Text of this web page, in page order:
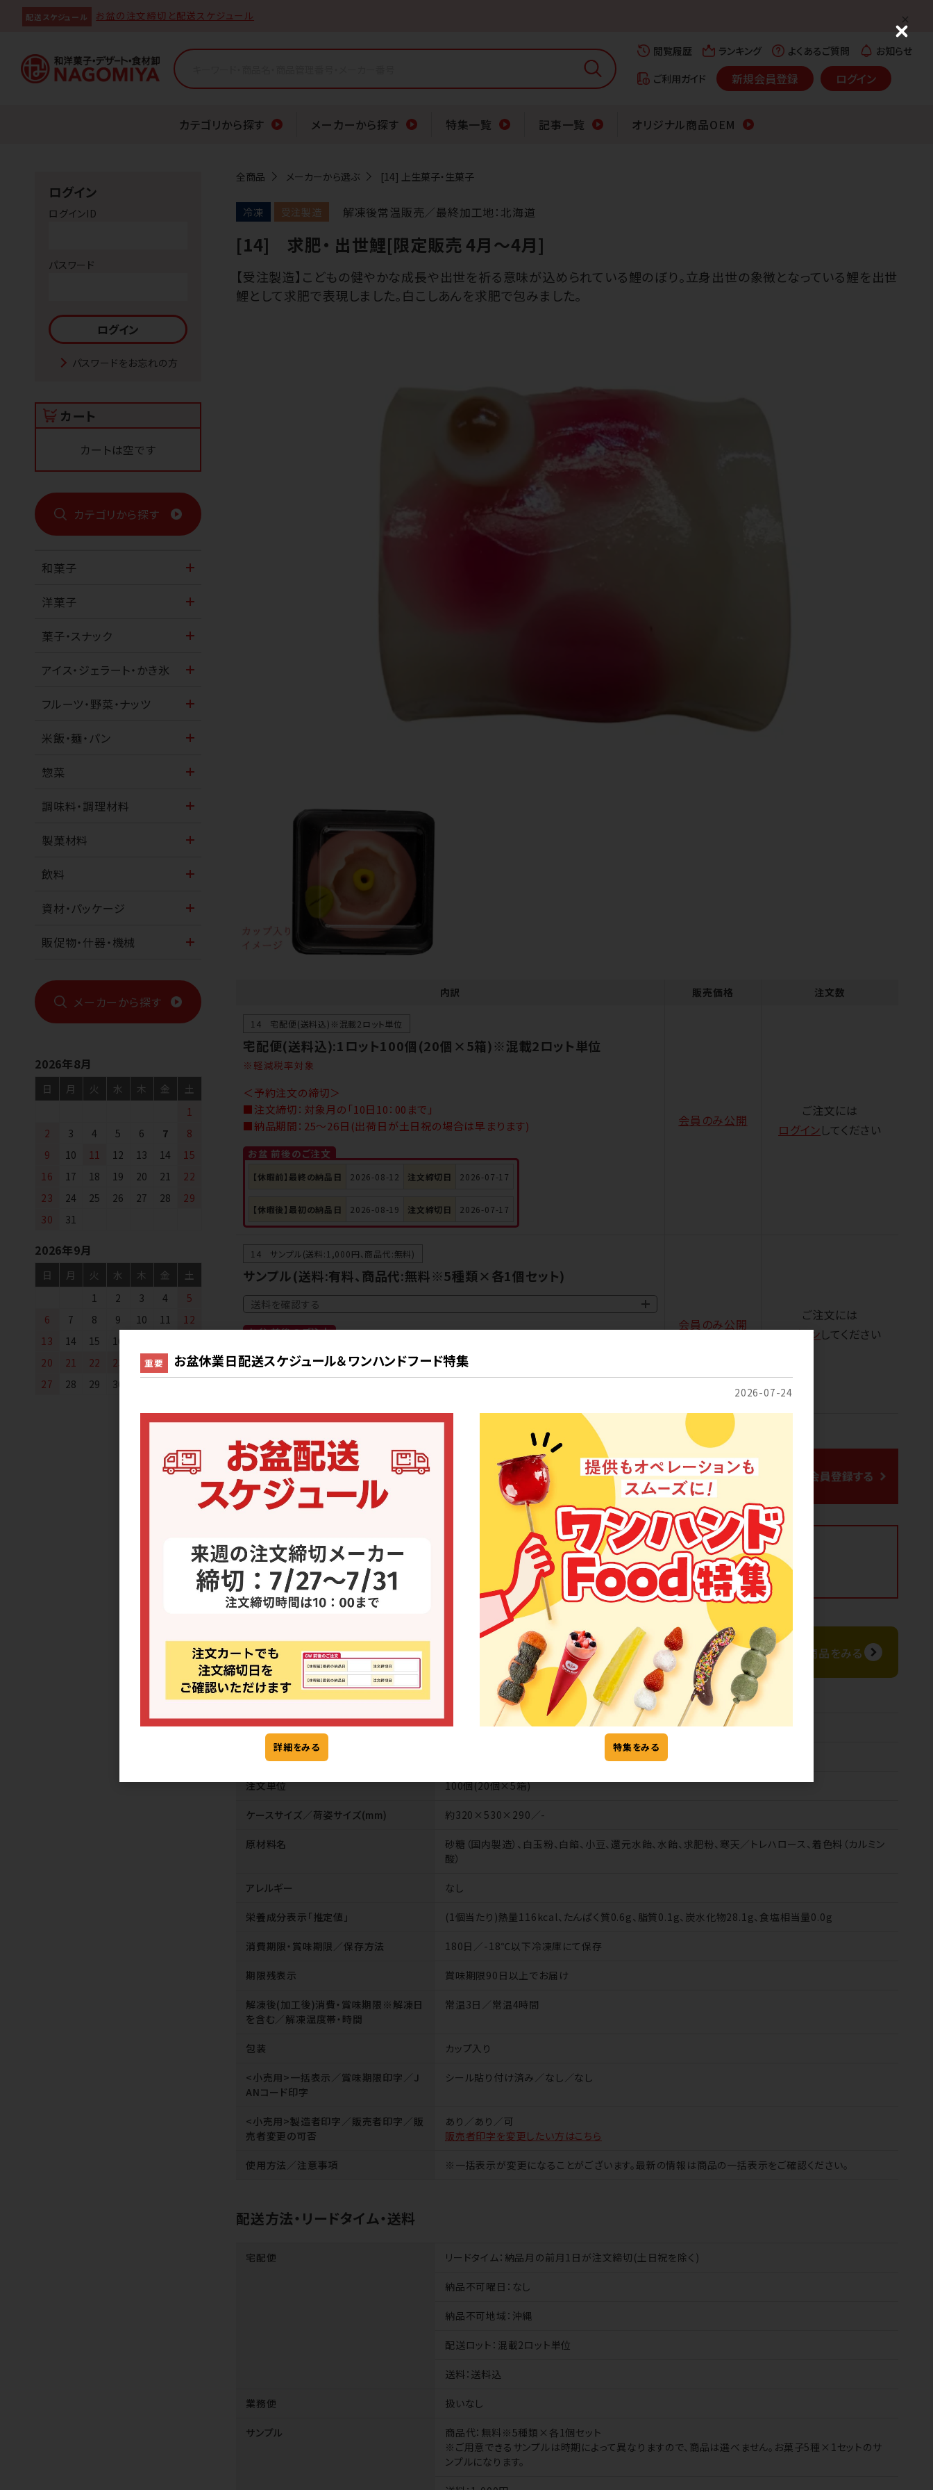
配送スケジュール お盆の注文締切と配送スケジュール
閲覧履歴 ランキング よくあるご質問
お知らせ
ご利用ガイド
新規会員登録 ログイン
カテゴリから探す メーカーから探す 特集一覧 記事一覧 オリジナル商品OEM
全商品 メーカーから選ぶ [14] 上生菓子・生菓子
冷凍 受注製造 解凍後常温販売／最終加工地：北海道
[14] 求肥・ 出世鯉[限定販売 4月～4月]
【受注製造】こどもの健やかな成長や出世を祈る意味が込められている鯉のぼり。立身出世の象徴となっている鯉を出世
鯉として求肥で表現しました。白こしあんを求肥で包みました。
内訳 販売価格 注文数
14 宅配便(送料込)※混載2ロット単位
宅配便(送料込):1ロット100個(20個×5箱)※混載2ロット単位
軽減税率対象
＜予約注文の締切＞
■注文締切：対象月の「10日10：00まで」
■納品期間：25～26日(出荷日が土日祝の場合は早まります)
お盆 前後のご注文
【休暇前】最終の納品日 2026-08-12 注文締切日 2026-07-17
【休暇後】最初の納品日 2026-08-19 注文締切日 2026-07-17
会員のみ公開
ご注文には
ログイン してください
14 サンプル(送料:1,000円、商品代:無料)
サンプル(送料:有料、商品代:無料※5種類×各1個セット)
送料を確認する
お盆 前後のご注文
【休暇前】最終の納品日 2026-08-12 注文締切日 2026-07-17
会員のみ公開
ご注文には
ログイン してください
217メーカー5813
（2026/8/1 時点）
ご注文前に
ご確認ください
注文締切：対象月の「前月10日10：00まで」※1月分は繁忙期のため11月30日が締切
納品期間：25～26日(出荷日が土日祝の場合は早まります)
例：9月分の場合 → 8月10日締切／8月25～26日納品
混載できる商品をみる 同じメーカーの商品をみる 同じカテゴリ の商品をみる
商品管理番号 MAR-NAM-00080
1個サイズ(入数)／寸法
注文単位 100個(20個×5箱)
ケースサイズ／荷姿サイズ(mm) 約320×530×290／-
原材料名
砂糖（国内製造）、白玉粉、白餡、小豆、還元水飴、水飴、求肥粉、寒天／トレハロース、着色料（カルミン
酸）
アレルギー なし
栄養成分表示「推定値」 (1個当たり)熱量116kcal、たんぱく質0.6g、脂質0.1g、炭水化物28.1g、食塩相当量0.0g
消費期限・賞味期限／保存方法 180日／-18℃以下冷凍庫にて保存
期限残表示 賞味期限90日以上でお届け
解凍後(加工後)消費・賞味期限※解凍日
を含む／解凍温度帯・時間
常温3日／常温4時間
包装 カップ入り
<小売用>一括表示／賞味期限印字／J
ANコード印字
シール貼り付け済み／なし／なし
<小売用>製造者印字／販売者印字／販
売者変更の可否
あり／あり／可
販売者印字を変更したい方はこちら
使用方法／注意事項 ※一括表示が変更になることがございます。最新の情報は商品の一括表示をご確認ください。
配送方法・リードタイム・送料
宅配便 リードタイム：納品月の前月1日が注文締切(土日祝を除く)
納品不可曜日 ：なし
納品不可地域 ：沖縄
配送ロット ：混載2ロット単位
送料：送料込
業務便 扱いなし
サンプル 商品代：無料※5種類×各1個セット
※ご用意できるサンプルは時期によって異なりますので、商品は選べません。お菓子5種×1セットのサ
ンプルになります。
ログイン
ログインID
パスワード
パスワードをお忘れの方
カート
カートは空です
カテゴリから探す
和菓子
洋菓子
菓子・スナック
アイス・ジェラート・かき氷
フルーツ・野菜・ナッツ
米飯・麺・パン
惣菜
調味料・調理材料
製菓材料
飲料
資材・パッケージ
販促物・什器・機械
メーカーから探す
2026年8月
日 月 火 水 木 金
土
1
2
3 4 5 6 7
8
9
10 11 12 13 14
15
16
17 18 19 20 21
22
23
24 25 26 27 28
29
30
31
2026年9月
日 月 火 水 木 金
土
1
2 3 4
5
6
7 8 9 10 11
12
13
14 15 16
20
21 22 23 24 25
26
27
28 29 30
重要 お盆休業日配送スケジュール＆ワンハンドフード特集
2026-07-24
詳細をみる 特集をみる
C
l